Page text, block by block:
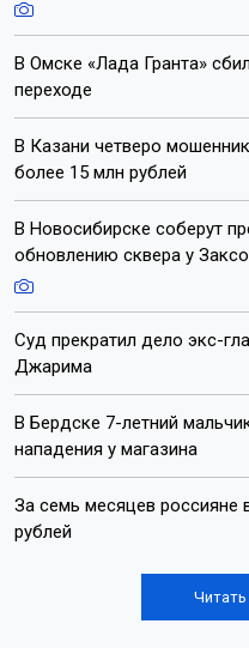
В Омске «Лада Гранта»
переходе
В Казани четверо
более 15 млн рублей
В Новосибирске соберут
обновлению сквера у
Суд прекратил дело экс-
Джарима
В Бердске 7-летний
нападения у магазина
За семь месяцев россияне
рублей